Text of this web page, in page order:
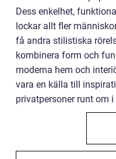
Dess enkelhet,
lockar allt fler
få andra stilistiska
kombinera form och
moderna hem och
vara en källa till
privatpersoner runt om i